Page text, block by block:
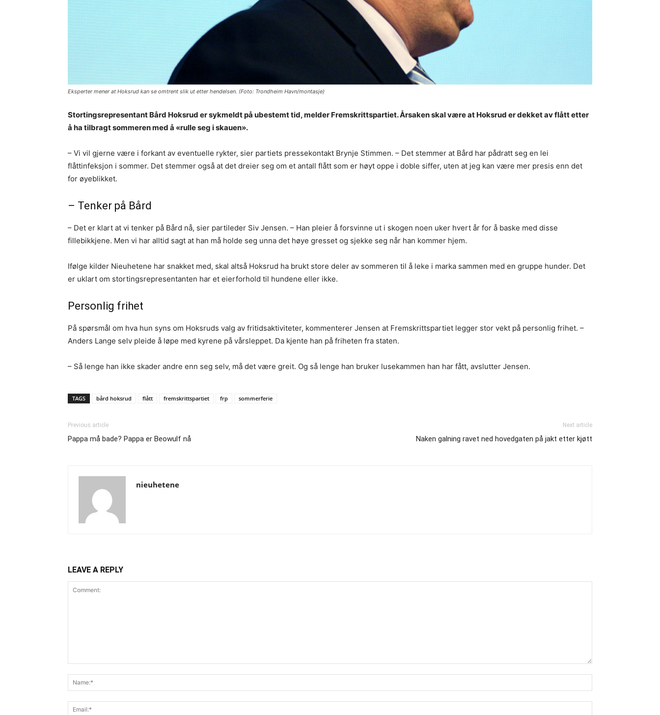
Eksperter mener at Hoksrud kan se omtrent slik ut etter hendelsen. (Foto: Trondheim Havn/montasje)
Stortingsrepresentant Bård Hoksrud er sykmeldt på ubestemt tid, melder Fremskrittspartiet. Årsaken skal være at Hoksrud er dekket av flått etter
å ha tilbragt sommeren med å «rulle seg i skauen».
– Vi vil gjerne være i forkant av eventuelle rykter, sier partiets pressekontakt Brynje Stimmen. – Det stemmer at Bård har pådratt seg en lei
flåttinfeksjon i sommer. Det stemmer også at det dreier seg om et antall flått som er høyt oppe i doble siffer, uten at jeg kan være mer presis enn det
for øyeblikket.
– Tenker på Bård
– Det er klart at vi tenker på Bård nå, sier partileder Siv Jensen. – Han pleier å forsvinne ut i skogen noen uker hvert år for å baske med disse
fillebikkjene. Men vi har alltid sagt at han må holde seg unna det høye gresset og sjekke seg når han kommer hjem.
Ifølge kilder Nieuhetene har snakket med, skal altså Hoksrud ha brukt store deler av sommeren til å leke i marka sammen med en gruppe hunder. Det
er uklart om stortingsrepresentanten har et eierforhold til hundene eller ikke.
Personlig frihet
På spørsmål om hva hun syns om Hoksruds valg av fritidsaktiviteter, kommenterer Jensen at Fremskrittspartiet legger stor vekt på personlig frihet. –
Anders Lange selv pleide å løpe med kyrene på vårsleppet. Da kjente han på friheten fra staten.
– Så lenge han ikke skader andre enn seg selv, må det være greit. Og så lenge han bruker lusekammen han har fått, avslutter Jensen.
TAGS bård hoksrud flått fremskrittspartiet frp sommerferie
Previous article
Pappa må bade? Pappa er Beowulf nå
Next article
Naken galning ravet ned hovedgaten på jakt etter kjøtt
nieuhetene
LEAVE A REPLY